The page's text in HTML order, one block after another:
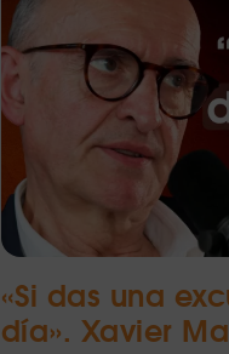
«Si das una
día». Xavier